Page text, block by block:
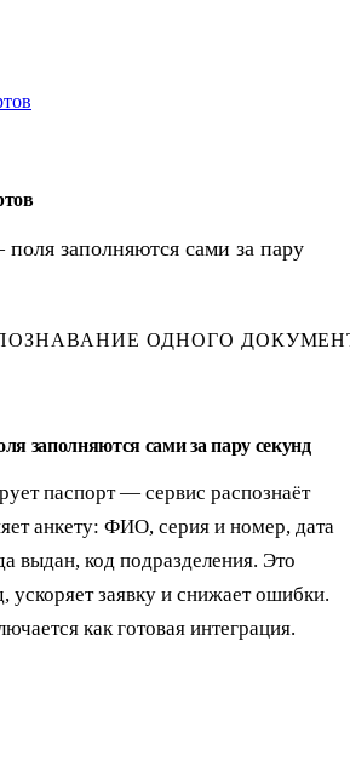
заполняются сами за пару
ОДНОГО
заполняются сами за пару секунд
паспорт — сервис распознаёт
анкету: ФИО, серия и номер, дата
выдан, код подразделения. Это
ускоряет заявку и снижает ошибки.
как готовая интеграция.